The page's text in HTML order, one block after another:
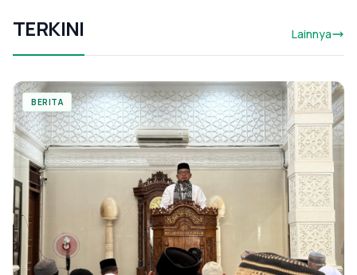
TERKINI Lainnya
BERITA